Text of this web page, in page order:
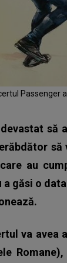
Passenger
devastat să
au
a găsi o
va avea